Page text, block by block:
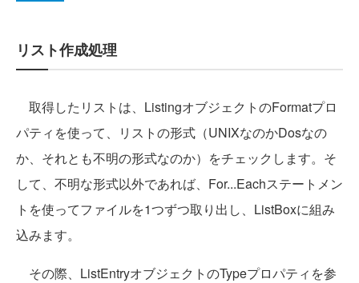
リスト作成処理
取得したリストは、ListingオブジェクトのFormatプロ
パティを使って、リストの形式（UNIXなのかDosなの
か、それとも不明の形式なのか）をチェックします。そ
して、不明な形式以外であれば、For...Eachステートメン
トを使ってファイルを1つずつ取り出し、ListBoxに組み
込みます。
その際、ListEntryオブジェクトのTypeプロパティを参